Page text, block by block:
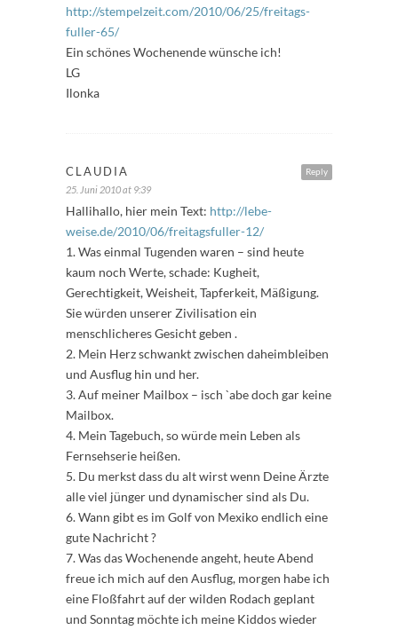
http://stempelzeit.com/2010/06/25/freitags-
fuller-65/
Ein schönes Wochenende wünsche ich!
LG
Ilonka
Reply
CLAUDIA
25. Juni 2010 at 9:39
Hallihallo, hier mein Text: http://lebe-
weise.de/2010/06/freitagsfuller-12/
1. Was einmal Tugenden waren – sind heute
kaum noch Werte, schade: Kugheit,
Gerechtigkeit, Weisheit, Tapferkeit, Mäßigung.
Sie würden unserer Zivilisation ein
menschlicheres Gesicht geben .
2. Mein Herz schwankt zwischen daheimbleiben
und Ausflug hin und her.
3. Auf meiner Mailbox – isch `abe doch gar keine
Mailbox.
4. Mein Tagebuch, so würde mein Leben als
Fernsehserie heißen.
5. Du merkst dass du alt wirst wenn Deine Ärzte
alle viel jünger und dynamischer sind als Du.
6. Wann gibt es im Golf von Mexiko endlich eine
gute Nachricht ?
7. Was das Wochenende angeht, heute Abend
freue ich mich auf den Ausflug, morgen habe ich
eine Floßfahrt auf der wilden Rodach geplant
und Sonntag möchte ich meine Kiddos wieder